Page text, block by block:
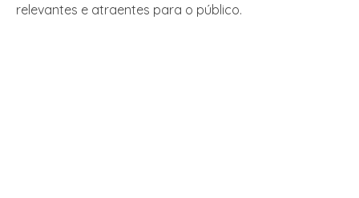
relevantes e atraentes para o público.